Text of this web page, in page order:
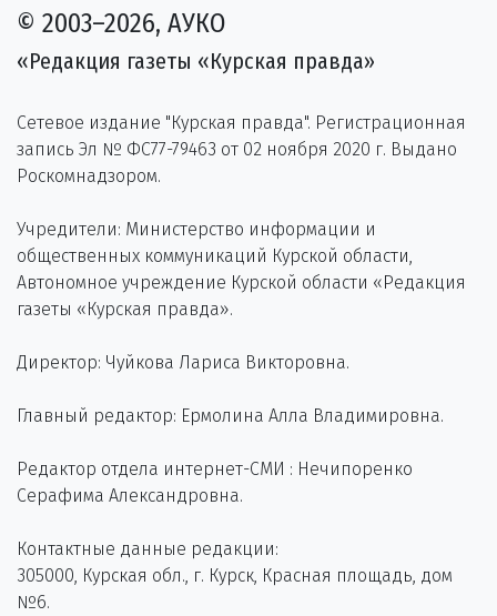
© 2003–2026, АУКО
«Редакция газеты «Курская правда»
Сетевое издание "Курская правда". Регистрационная
запись Эл № ФС77-79463 от 02 ноября 2020 г. Выдано
Роскомнадзором.
Учредители: Министерство информации и
общественных коммуникаций Курской области,
Автономное учреждение Курской области «Редакция
газеты «Курская правда».
Директор: Чуйкова Лариса Викторовна.
Главный редактор: Ермолина Алла Владимировна.
Редактор отдела интернет-СМИ : Нечипоренко
Серафима Александровна.
Контактные данные редакции:
305000, Курская обл., г. Курск, Красная площадь, дом
№6.